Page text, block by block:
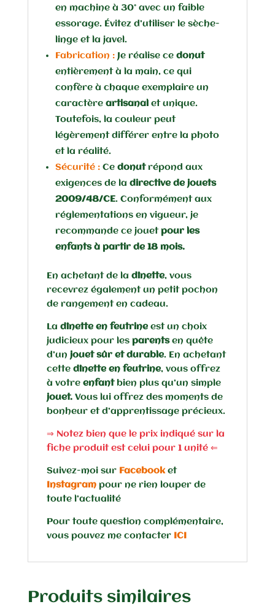
en machine à 30° avec un faible
essorage. Évitez d’utiliser le sèche-
linge et la javel.
Fabrication :Je réalise ce donut
entièrement à la main, ce qui
confère à chaque exemplaire un
caractère artisanal et unique.
Toutefois, la couleur peut
légèrement différer entre la photo
et la réalité.
Sécurité : Cedonut répond aux
exigences de la directive de jouets
2009/48/CE. Conformément aux
réglementations en vigueur, je
recommande ce jouet pour les
enfants à partir de 18 mois.
En achetant de la dînette, vous
recevrez également un petit pochon
de rangement en cadeau.
La dînette en feutrine est un choix
judicieux pour les parentsen quête
d’un jouet sûr et durable. En achetant
cette dînette en feutrine, vous offrez
à votreenfantbien plus qu’un simple
jouet. Vous lui offrez des moments de
bonheur et d’apprentissage précieux.
⇒ Notez bien que le prix indiqué sur la
fiche produit est celui pour 1 unité ⇐
Suivez-moi sur Facebooket
Instagrampour ne rien louper de
toute l’actualité
Pour toute question complémentaire,
vous pouvez me contacterICI
Produits similaires